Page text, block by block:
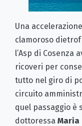
Una
clamoroso
l’Asp di Cosenza
ricoveri per
tutto nel giro di
circuito
quel passaggio è
dottoressa Maria